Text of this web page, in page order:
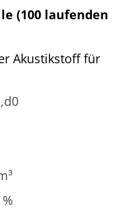
(100 laufenden
Akustikstoff für